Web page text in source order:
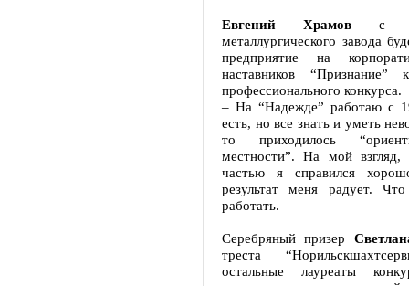
Евгений Храмов с
металлургического завода
предприятие на
наставников “Признание”
профессионального конкурса.
– На “Надежде” работаю с
есть, но все знать и уметь
то приходилось
местности”. На мой взгляд,
частью я справился
результат меня радует.
работать.
Серебряный призер
треста
остальные лауреаты